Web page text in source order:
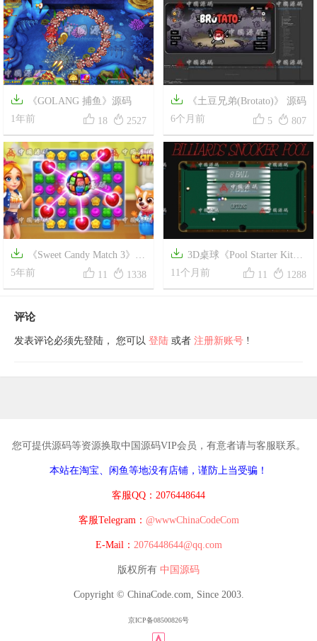

《GOLANG 捕鱼》源码
1年前
 18  2527

《土豆兄弟(Brotato)》 源码
6个月前
 5  807

《Sweet Candy Match 3》源
码
5年前  11  1338
 3D桌球《Pool Starter Kit》
源码
11个月前  11  1288
评论
发表评论必须先登陆， 您可以 登陆 或者 注册新账号 !
您可提供源码等资源换取中国源码VIP会员，有意者请与客服联系。
本站在淘宝、闲鱼等地没有店铺，谨防上当受骗！
客服QQ：2076448644
客服Telegram： @wwwChinaCodeCom
E-Mail： 2076448644@qq.com
版权所有 中国源码
Copyright © ChinaCode.com, Since 2003.
京ICP备08500826号